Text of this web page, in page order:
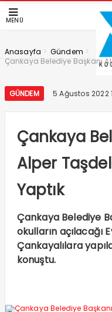
MENÜ
Anasayfa > Gündem >
Çankaya Belediye Başkanı
GÜNDEM 5 Ağustos 2022
Çankaya
Alper
Yaptık
Çankaya Belediye
okulların açılacağı
Çankayalılara
konuştu.